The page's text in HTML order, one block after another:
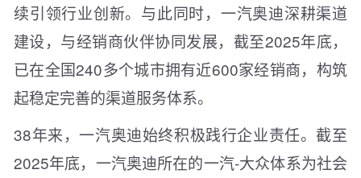
续引领行业创新。与此同时，一汽奥迪深耕渠道
建设，与经销商伙伴协同发展，截至2025年底，
已在全国240多个城市拥有近600家经销商，构筑
起稳定完善的渠道服务体系。
38年来，一汽奥迪始终积极践行企业责任。截至
2025年底，一汽奥迪所在的一汽-大众体系为社会